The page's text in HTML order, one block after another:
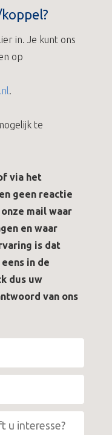
in. Je kunt ons
op
.
te
via het
geen reactie
mail waar
en waar
is dat
in de
dus uw
van ons